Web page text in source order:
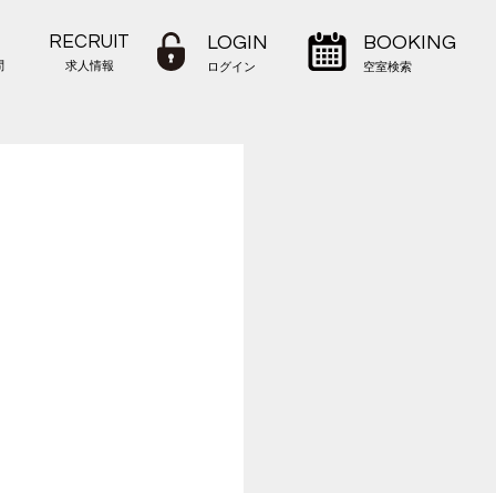
RECRUIT
求人情報
LOGIN
ログイン
BOOKING
空室検索